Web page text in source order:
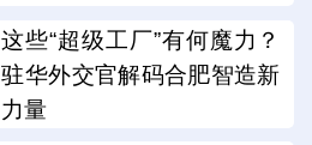
这些“超级工厂”有何魔力？
驻华外交官解码合肥智造新
力量